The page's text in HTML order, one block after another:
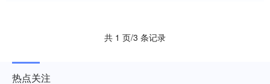
共 1 页/3 条记录
热点关注